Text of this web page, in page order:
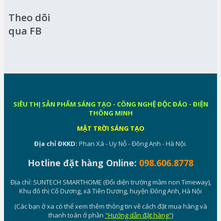
Theo dõi
qua FB
SIÊU THỊ SẢN PHẨM SÁNG TẠO - CÔNG NGHỆ ĐỘC ĐÁO - ĐIỆN
THÔNG MINH
MẶT TRỜI SÁNG TẠO
Địa chỉ ĐKKD: Phan Xá - Uy Nỗ - Đông Anh - Hà Nội.
Hotline đặt hàng Online: 098.606.8778
Địa chỉ: SUNTECH SMARTHOME (Đối diện trường mầm non Timeway),
Khu đô thị Cổ Dương, xã Tiên Dương, huyện Đông Anh, Hà Nội
(Các bạn ở xa có thể xem thêm thông tin về cách đặt mua hàng và
thanh toán ở phần "Hướng dẫn đặt hàng")